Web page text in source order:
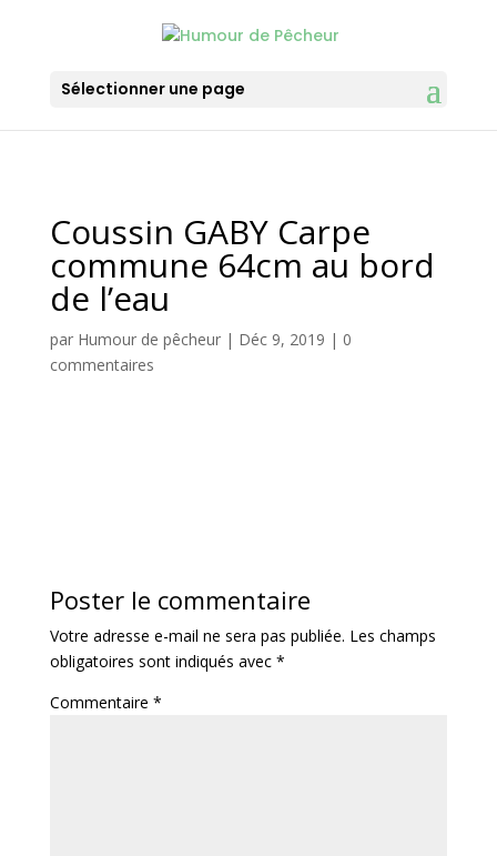
Sélectionner une page
Coussin GABY Carpe
commune 64cm au bord
de l’eau
par Humour de pêcheur| Déc 9, 2019 | 0
commentaires
Poster le commentaire
Votre adresse e-mail ne sera pas publiée. Les champs
obligatoires sont indiqués avec *
Commentaire *